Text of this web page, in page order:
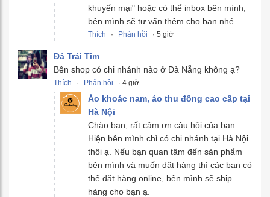
khuyến mại" hoặc có thể inbox bên mình,
bên mình sẽ tư vấn thêm cho bạn nhé.
Thích · Phản hồi · 5 giờ
Đá Trái Tim
Bên shop có chi nhánh nào ở Đà Nẵng không ạ?
Thích · Phản hồi · 4 giờ
Áo khoác nam, áo thu đông cao cấp tại
Hà Nội
Chào bạn, rất cảm ơn câu hỏi của bạn.
Hiện bên mình chỉ có chi nhánh tại Hà Nội
thôi ạ. Nếu bạn quan tâm đến sản phẩm
bên mình và muốn đặt hàng thì các bạn có
thể đặt hàng online, bên mình sẽ ship
hàng cho bạn ạ.